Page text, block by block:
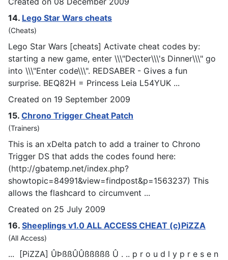
14. Lego Star Wars cheats
(Cheats)
Lego Star Wars [cheats] Activate cheat codes by:
starting a new game, enter \\\"Decter\\\'s Dinner\\\" go
into \\\"Enter code\\\". REDSABER - Gives a fun
surprise. BEQ82H = Princess Leia L54YUK ...
Created on 19 September 2009
15. Chrono Trigger Cheat Patch
(Trainers)
This is an xDelta patch to add a trainer to Chrono
Trigger DS that adds the codes found here:
(http://gbatemp.net/index.php?
showtopic=84991&view=findpost&p=1563237) This
allows the flashcard to circumvent ...
Created on 25 July 2009
16. Sheeplings v1.0 ALL ACCESS CHEAT (c)PiZZA
(All Access)
... [PiZZA] ÛÞßßÛÛßßßßß Û . .. p r o u d l y p r e s e n